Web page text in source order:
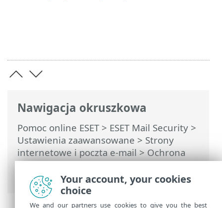
Nawigacja okruszkowa
Pomoc online ESET> ESET Mail Security >
Ustawienia zaawansowane > Strony
internetowe i poczta e-mail>Ochrona
programów poczty e-mail> Pasek
narzędzi do programu Microsoft Outlook
Your account, your cookies
choice
We and our partners use cookies to give you the best